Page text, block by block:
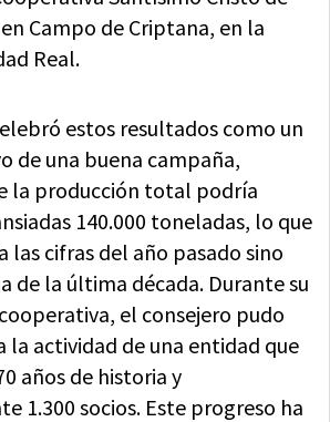
Campo de Criptana, en la
Real.
estos resultados como un
de una buena campaña,
la producción total podría
140.000 toneladas, lo que
las cifras del año pasado sino
de la última década. Durante su
el consejero pudo
la actividad de una entidad que
años de historia y
1.300 socios. Este progreso ha